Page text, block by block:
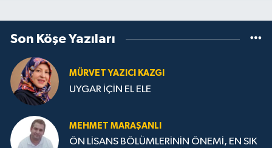
Son Köşe Yazıları
MÜRVET YAZICI KAZGI
UYGAR İÇİN EL ELE
MEHMET MARAŞANLI
ÖN LİSANS BÖLÜMLERİNİN ÖNEMİ, EN SIK